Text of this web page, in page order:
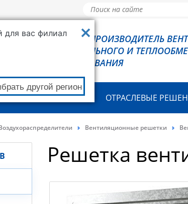
для вас филиал
другой регион
РОВЕН - ПРОИЗВОДИТЕЛЬ
ХОЛОДИЛЬНОГО И
ОБОРУДОВАНИЯ
ПРОДУКЦИЯ ОТРАСЛЕВЫЕ
Вентиляционные решетки
Решетка